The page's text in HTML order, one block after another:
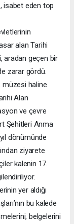
isabet eden top
alan Tarihi
aradan geçen bir
zarar gördü.
müzesi haline
Alan
ve çevre
Şehitleri Anma
dönümünde
ziyarete
kalenin 17.
yer aldığı
bu kalede
belgelerini